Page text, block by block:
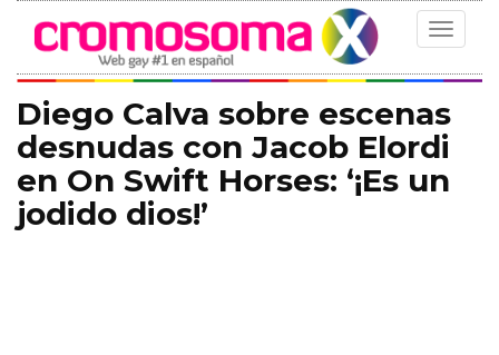
Toggle
Diego Calva sobre escenas
desnudas con Jacob Elordi
en On Swift Horses: ‘¡Es un
jodido dios!’